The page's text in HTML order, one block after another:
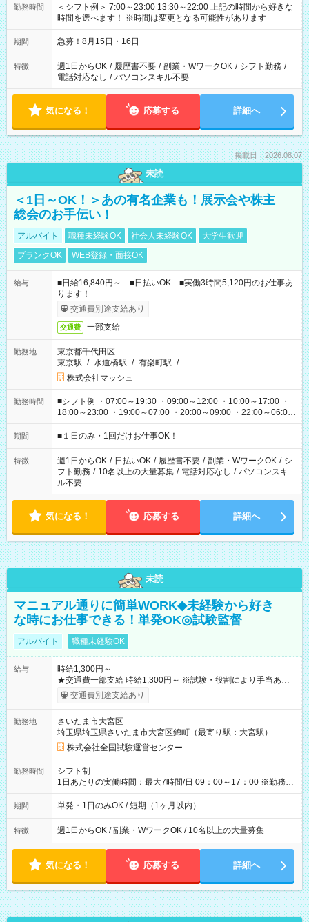
勤務時間
＜シフト例＞ 7:00～23:00 13:30～22:00 上記の時間から好きな
時間を選べます！ ※時間は変更となる可能性があります
期間 急募！8月15日・16日
特徴 週1日からOK / 履歴書不要 / 副業・WワークOK / シフト勤務 /
電話対応なし / パソコンスキル不要
気になる！ 応募する 詳細へ
掲載日：2026.08.07
未読
＜1日～OK！＞あの有名企業も！展示会や株主
総会のお手伝い！
アルバイト 職種未経験OK 社会人未経験OK
大学生歓迎
ブランクOK
WEB登録・面接OK
給与
■日給16,840円～ ■日払いOK ■実働3時間5,120円のお仕事あ
ります！
交通費別途支給あり
交通費 一部支給
勤務地
東京都千代田区
東京駅 / 水道橋駅 / 有楽町駅 / …
株式会社マッシュ
勤務時間
■シフト例 ・07:00～19:30 ・09:00～12:00 ・10:00～17:00 ・
18:00～23:00 ・19:00～07:00 ・20:00～09:00 ・22:00～06:00
etc ★最短で3時間で5,120円のお仕事から 15時間で2万円近く稼
げるお仕事も！ ご希望のお時間に合わせてご紹介！ ※シフトは
ください！
期間 ■１日のみ・1回だけお仕事OK！
特徴 週1日からOK / 日払いOK / 履歴書不要 / 副業・WワークOK / シ
フト勤務 / 10名以上の大量募集 / 電話対応なし / パソコンスキ
ル不要
気になる！ 応募する 詳細へ
未読
マニュアル通りに簡単WORK◆未経験から好き
な時にお仕事できる！単発OK◎試験監督
アルバイト 職種未経験OK
給与
時給1,300円～
★交通費一部支給 時給1,300円～ ※試験・役割により手当あり
※勤務回数により昇給あり 【即給（前払い）オプションあ
り！】 希望される場合、勤務から1週間ほどで給与の一部を受け
例】 ・河合塾模擬試験 8:30～17:30（休憩1時間） 時給1,300円
×8時間＝日収10,400円＋交通費 ※当日の役割により時給＋100
円の場合あり ・国家試験 7:00～13:30（休憩なし） 時給1,300
円（役割手当＋100円）×6時間＝日収8,400円＋交通費 【試用期
間】試用期間なし
交通費別途支給あり
勤務地
さいたま市大宮区
埼玉県埼玉県さいたま市大宮区錦町（最寄り駅：大宮駅）
株式会社全国試験運営センター
勤務時間
シフト制
1日あたりの実働時間：最大7時間/日 09：00～17：00 ※勤務時
間は 試験により異なります。
期間 単発・1日のみOK / 短期（1ヶ月以内）
特徴 週1日からOK / 副業・WワークOK / 10名以上の大量募集
気になる！ 応募する 詳細へ